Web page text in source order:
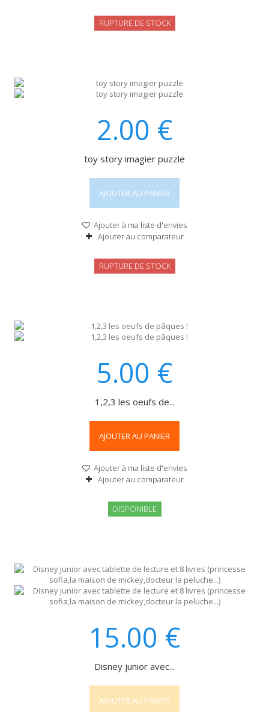
RUPTURE DE STOCK
2.00 €
toy story imagier puzzle
AJOUTER AU PANIER
Ajouter à ma liste d'envies
Ajouter au comparateur
RUPTURE DE STOCK
5.00 €
1,2,3 les oeufs de...
AJOUTER AU PANIER
Ajouter à ma liste d'envies
Ajouter au comparateur
DISPONIBLE
15.00 €
Disney junior avec...
AJOUTER AU PANIER